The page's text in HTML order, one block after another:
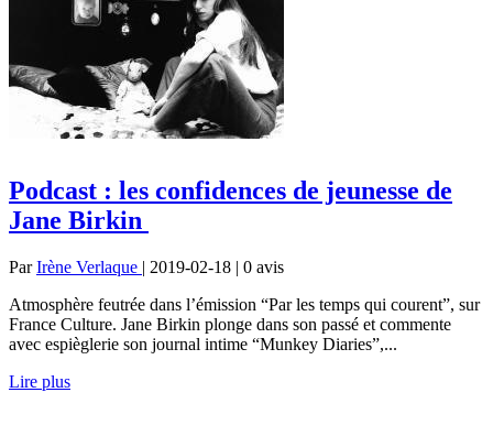
Podcast : les confidences de jeunesse de
Jane Birkin
ParIrène Verlaque | 2019-02-18 | 0 avis
Atmosphère feutrée dans l’émission “Par les temps qui courent”, sur
France Culture. Jane Birkin plonge dans son passé et commente
avec espièglerie son journal intime “Munkey Diaries”,...
Lire plus